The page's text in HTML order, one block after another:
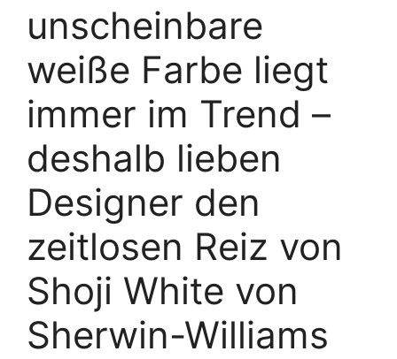
unscheinbare
weiße Farbe liegt
immer im Trend –
deshalb lieben
Designer den
zeitlosen Reiz von
Shoji White von
Sherwin-Williams